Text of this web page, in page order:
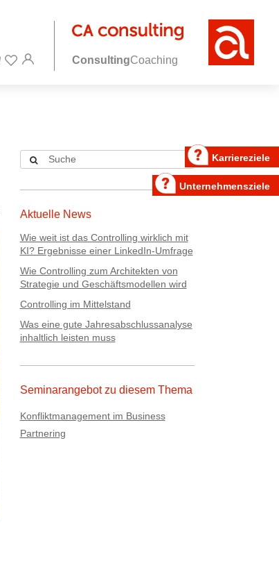
ConsultingCoaching
Karriereziele
Unternehmensziele
Aktuelle News
Wie weit ist das Controlling wirklich mit
KI? Ergebnisse einer LinkedIn-Umfrage
Wie Controlling zum Architekten von
Strategie und Geschäftsmodellen wird
Controlling im Mittelstand
Was eine gute Jahresabschlussanalyse
inhaltlich leisten muss
Seminarangebot zu diesem Thema
Konfliktmanagement im Business
Partnering